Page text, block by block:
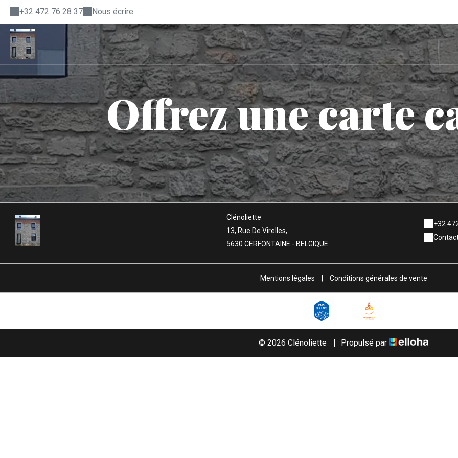
+32 472 76 28 37 Nous écrire
Offrez une carte
Clénoliette
13, Rue De Virelles,
5630 CERFONTAINE - BELGIQUE
+32
Mentions légales Conditions générales de vente
© 2026 Clénoliette | Propulsé par